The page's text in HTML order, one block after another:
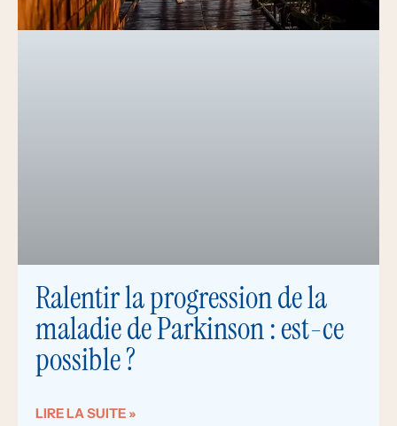
Ralentir la progression de la
maladie de Parkinson : est-ce
possible ?
LIRE LA SUITE »